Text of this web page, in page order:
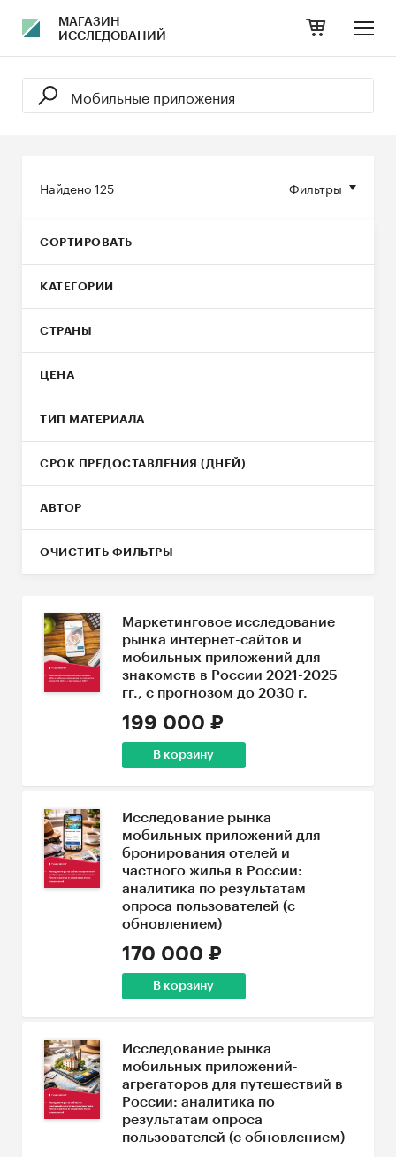
МАГАЗИН
ИССЛЕДОВАНИЙ
Фильтры
Найдено125
СОРТИРОВАТЬ
КАТЕГОРИИ
СТРАНЫ
ЦЕНА
ТИП МАТЕРИАЛА
СРОК ПРЕДОСТАВЛЕНИЯ (ДНЕЙ)
АВТОР
ОЧИСТИТЬ ФИЛЬТРЫ
Маркетинговое исследование
рынка интернет-сайтов и
мобильных приложений для
знакомств в России 2021-2025
гг., с прогнозом до 2030 г.
199 000 ₽
В корзину
Исследование рынка
мобильных приложений для
бронирования отелей и
частного жилья в России:
аналитика по результатам
опроса пользователей (с
обновлением)
170 000 ₽
В корзину
Исследование рынка
мобильных приложений-
агрегаторов для путешествий в
России: аналитика по
результатам опроса
пользователей (с обновлением)